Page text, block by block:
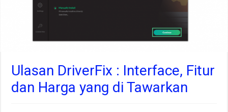
Ulasan DriverFix : Interface, Fitur
dan Harga yang di Tawarkan